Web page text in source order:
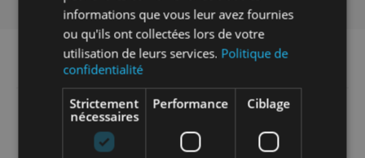
NOS CERTIFICATIONS
informations que vous leur avez fournies
ou qu'ils ont collectées lors de votre
utilisation de leurs services. Politique de
confidentialité
Strictement
nécessaires
Performance Ciblage